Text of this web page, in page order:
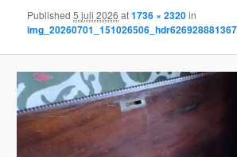
Published5 juli 2026 at1736 × 2320in